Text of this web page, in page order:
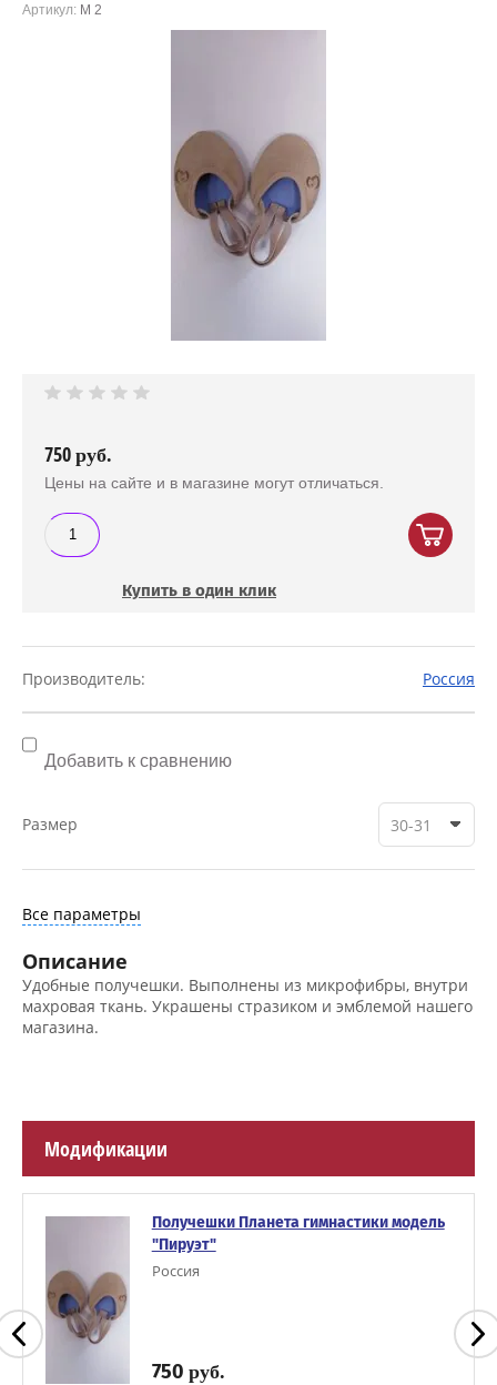
Артикул: М 2
750 руб.
Цены на сайте и в магазине могут отличаться.
Купить в один клик
Производитель: Россия
Добавить к сравнению
Размер 30-31
Все параметры
Описание
Удобные получешки. Выполнены из микрофибры, внутри
махровая ткань. Украшены стразиком и эмблемой нашего
магазина.
Модификации
Получешки Планета гимнастики модель
"Пируэт"
Россия
750 руб.